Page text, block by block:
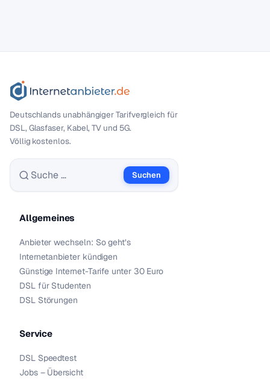
Deutschlands unabhängiger Tarif­vergleich für
DSL, Glasfaser, Kabel, TV und 5G.
Völlig kostenlos.
Suche nach:
Suchen
Allgemeines
Anbieter wechseln: So geht’s
Internetanbieter kündigen
Günstige Internet-Tarife unter 30 Euro
DSL für Studenten
DSL Störungen
Service
DSL Speedtest
Jobs – Übersicht